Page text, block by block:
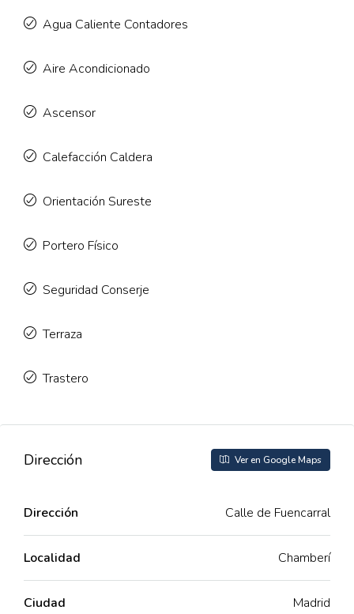
Agua Caliente Contadores
Aire Acondicionado
Ascensor
Calefacción Caldera
Orientación Sureste
Portero Físico
Seguridad Conserje
Terraza
Trastero
Dirección Ver en Google Maps
Dirección Calle de Fuencarral
Localidad Chamberí
Ciudad Madrid